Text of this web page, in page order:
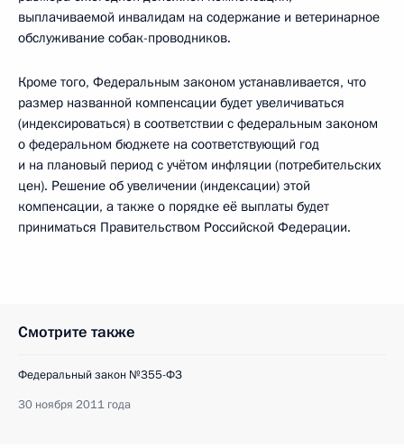
выплачиваемой инвалидам на содержание и ветеринарное
обслуживание собак-проводников.
Кроме того, Федеральным законом устанавливается, что
размер названной компенсации будет увеличиваться
(индексироваться) в соответствии с федеральным законом
о федеральном бюджете на соответствующий год
и на плановый период с учётом инфляции (потребительских
цен). Решение об увеличении (индексации) этой
компенсации, а также о порядке её выплаты будет
приниматься Правительством Российской Федерации.
Смотрите также
Федеральный закон №355-ФЗ
30 ноября 2011 года